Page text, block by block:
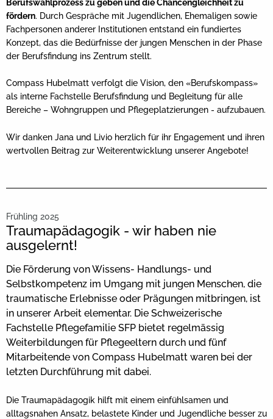
Berufswahlprozess zu geben und die Chancengleichheit zu
fördern. Durch Gespräche mit Jugendlichen, Ehemaligen sowie
Fachpersonen anderer Institutionen entstand ein fundiertes
Konzept, das die Bedürfnisse der jungen Menschen in der Phase
der Berufsfindung ins Zentrum stellt.
Compass Hubelmatt verfolgt die Vision, den «Berufskompass»
als interne Fachstelle Berufsfindung und Begleitung für alle
Bereiche – Wohngruppen und Pflegeplatzierungen - aufzubauen.
Wir danken Jana und Livio herzlich für ihr Engagement und ihren
wertvollen Beitrag zur Weiterentwicklung unserer Angebote!
Frühling 2025
Traumapädagogik - wir haben nie
ausgelernt!
Die Förderung von Wissens- Handlungs- und
Selbstkompetenz im Umgang mit jungen Menschen, die
traumatische Erlebnisse oder Prägungen mitbringen, ist
in unserer Arbeit elementar. Die Schweizerische
Fachstelle Pflegefamilie SFP bietet regelmässig
Weiterbildungen für Pflegeeltern durch und fünf
Mitarbeitende von Compass Hubelmatt waren bei der
letzten Durchführung mit dabei.
Die Traumapädagogik hilft mit einem einfühlsamen und
alltagsnahen Ansatz, belastete Kinder und Jugendliche besser zu